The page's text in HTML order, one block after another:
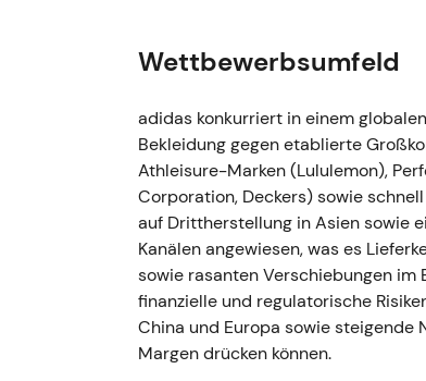
7.–25. Oktober 2022 — Yeezy-
- adidas stellt die Yeezy-
Prüfstand und beendet sie am 25.
eingestellt, ein unmittelbarer
größerem Umsatzeffekt bis in das
Reputationssicht, aber mit
schwenkte von einer langfristigen
Kapitalerhalt um; Investoren
Margenschäden. - Scharfer
Wegfall einer margenstarken und
Wettbewerbsumfeld
adidas konkurriert in einem
Bekleidung gegen etablierte
Athleisure-Marken (Lululemon),
Corporation, Deckers) sowie
auf Drittherstellung in Asien sowie
Kanälen angewiesen, was es
sowie rasanten Verschiebungen im
finanzielle und regulatorische
China und Europa sowie
Margen drücken können.